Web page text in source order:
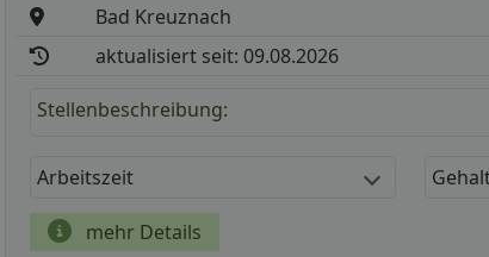
Bad Kreuznach
aktualisiert seit: 09.08.2026
Stellenbeschreibung:
Arbeitszeit
mehr Details